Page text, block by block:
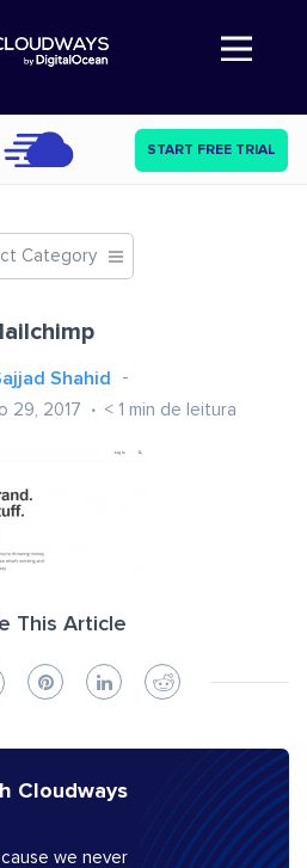
Abre a navegação
START FREE TRIAL
Category
Shahid
29, 2017 < 1 min de leitura
This Article
Cloudways
we never